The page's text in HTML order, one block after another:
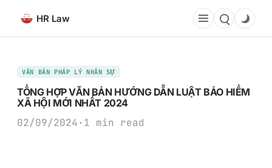
phần
dung
HR Law
VĂN BẢN PHÁP LÝ NHÂN SỰ
TỔNG HỢP VĂN BẢN HƯỚNG DẪN LUẬT BẢO HIỂM
XÃ HỘI MỚI NHẤT 2024
02/09/2024 · 1 min read